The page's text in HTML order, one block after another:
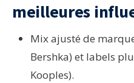
meilleures
Mix ajusté de
Bershka) et labels
Kooples).